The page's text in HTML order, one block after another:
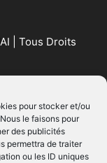
pour stocker et/ou
le faisons pour
des publicités
permettra de traiter
ou les ID uniques
| Tous Droits